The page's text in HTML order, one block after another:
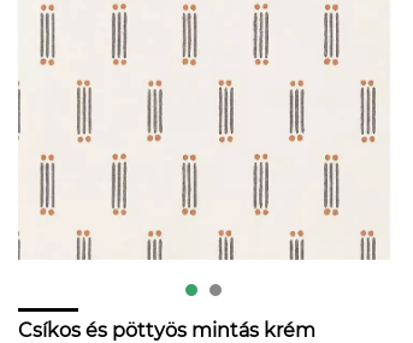
Csíkos és pöttyös mintás krém